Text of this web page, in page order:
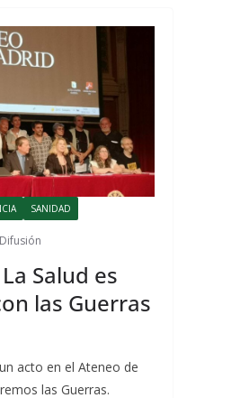
SANIDAD
Salud es
las Guerras
acto en el Ateneo de
las Guerras.